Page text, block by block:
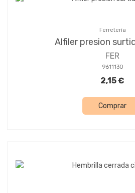
Ferretería
Alfiler presion
FER
9611130
2,15 €
Comprar